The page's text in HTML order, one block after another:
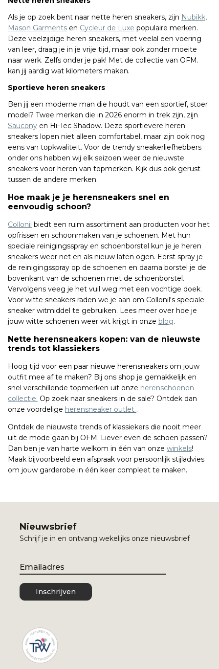
Als je op zoek bent naar nette heren sneakers, zijn Nubikk,
Mason Garments en Cycleur de Luxe populaire merken.
Deze veelzijdige heren sneakers, met veelal een voering
van leer, draag je in je vrije tijd, maar ook zonder moeite
naar werk. Zelfs onder je pak! Met de collectie van OFM.
kan jij aardig wat kilometers maken.
Sportieve heren sneakers
Ben jij een moderne man die houdt van een sportief, stoer
model? Twee merken die in 2026 enorm in trek zijn, zijn
Saucony en Hi-Tec Shadow. Deze sportievere heren
sneakers lopen niet alleen comfortabel, maar zijn ook nog
eens van topkwaliteit. Voor de trendy sneakerliefhebbers
onder ons hebben wij elk seizoen weer de nieuwste
sneakers voor heren van topmerken. Kijk dus ook gerust
tussen de andere merken.
Hoe maak je je herensneakers snel en
eenvoudig schoon?
Collonil biedt een ruim assortiment aan producten voor het
opfrissen en schoonmaken van je schoenen. Met hun
speciale reinigingsspray en schoenborstel kun je je heren
sneakers weer net en als nieuw laten ogen. Eerst spray je
de reinigingsspray op de schoenen en daarna borstel je de
bovenkant van de schoenen met de schoenborstel.
Vervolgens veeg je het vuil weg met een vochtige doek.
Voor witte sneakers raden we je aan om Collonil's speciale
sneaker witmiddel te gebruiken. Lees meer over hoe je
jouw witte schoenen weer wit krijgt in onze blog.
Nette herensneakers kopen: van de nieuwste
trends tot klassiekers
Hoog tijd voor een paar nieuwe herensneakers om jouw
outfit mee af te maken? Bij ons shop je gemakkelijk en
snel verschillende topmerken uit onze herenschoenen
collectie. Op zoek naar sneakers in de sale? Ontdek dan
onze voordelige herensneaker outlet .
Ontdek de nieuwste trends of klassiekers die nooit meer
uit de mode gaan bij OFM. Liever even de schoen passen?
Dan ben je van harte welkom in één van onze winkels!
Maak bijvoorbeeld een afspraak voor persoonlijk stijladvies
om jouw garderobe in één keer compleet te maken.
Nieuwsbrief
Schrijf je in en ontvang wekelijks onze nieuwsbrief
Email
Inschrijven